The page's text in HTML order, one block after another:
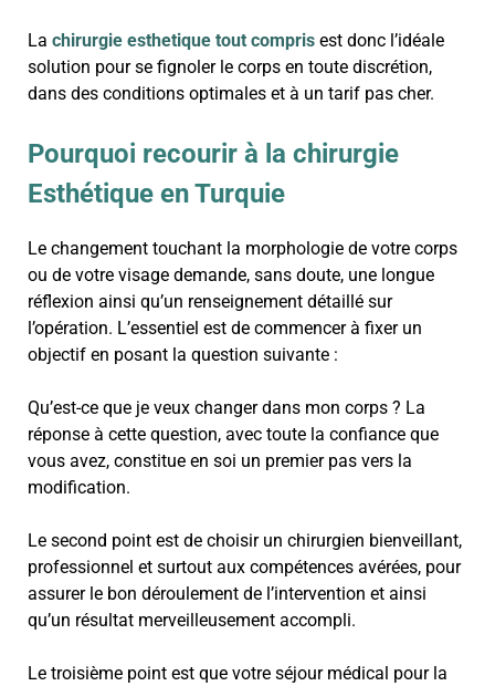
La chirurgie esthetique tout compris est donc l’idéale
solution pour se fignoler le corps en toute discrétion,
dans des conditions optimales et à un tarif pas cher.
Pourquoi recourir à la chirurgie
Esthétique en Turquie
Le changement touchant la morphologie de votre corps
ou de votre visage demande, sans doute, une longue
réflexion ainsi qu’un renseignement détaillé sur
l’opération. L’essentiel est de commencer à fixer un
objectif en posant la question suivante :
Qu’est-ce que je veux changer dans mon corps ? La
réponse à cette question, avec toute la confiance que
vous avez, constitue en soi un premier pas vers la
modification.
Le second point est de choisir un chirurgien bienveillant,
professionnel et surtout aux compétences avérées, pour
assurer le bon déroulement de l’intervention et ainsi
qu’un résultat merveilleusement accompli.
Le troisième point est que votre séjour médical pour la